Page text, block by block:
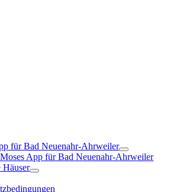
für Bad Neuenahr-Ahrweiler
App für Bad Neuenahr-Ahrweiler
Häuser